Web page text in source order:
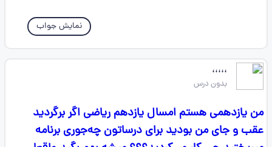
نمایش جواب
،،،،،
بدون درس
من یازدهمی هستم امسال یازدهم ریاضی اگر برگردید
عقب و جای من بودید برای درساتون چه‌جوری برنامه